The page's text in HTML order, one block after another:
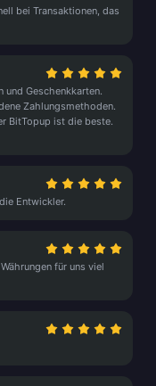
bei Transaktionen, das
und Geschenkkarten.
Zahlungsmethoden.
BitTopup ist die beste.
Entwickler.
für uns viel